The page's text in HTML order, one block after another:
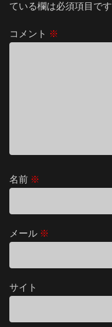
ている欄は必須項目です
コメント ※
名前 ※
メール ※
サイト